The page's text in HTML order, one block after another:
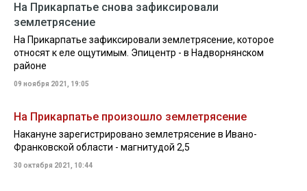
На Прикарпатье снова зафиксировали
землетрясение
На Прикарпатье зафиксировали землетрясение, которое
относят к еле ощутимым. Эпицентр - в Надворнянском
районе
09 ноября 2021, 19:05
На Прикарпатье произошло землетрясение
Накануне зарегистрировано землетрясение в Ивано-
Франковской области - магнитудой 2,5
30 октября 2021, 10:44